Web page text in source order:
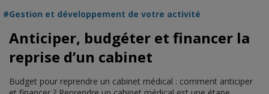
Gestion et développement de votre activité
Anticiper, budgéter et financer la
reprise d’un cabinet
Budget pour reprendre un cabinet médical : comment anticiper